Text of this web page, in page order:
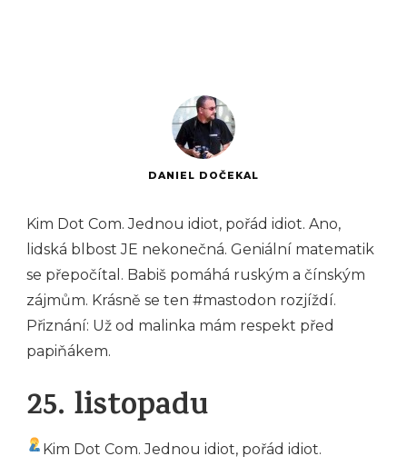
DANIEL DOČEKAL
Kim Dot Com. Jednou idiot, pořád idiot. Ano,
lidská blbost JE nekonečná. Geniální matematik
se přepočítal. Babiš pomáhá ruským a čínským
zájmům. Krásně se ten #mastodon rozjíždí.
Přiznání: Už od malinka mám respekt před
papiňákem.
25. listopadu
Kim Dot Com. Jednou idiot, pořád idiot.